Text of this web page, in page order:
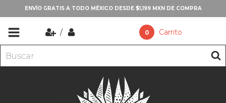
ENVÍO GRATIS A TODO MÉXICO DESDE $1,199 MXN DE COMPRA
/ 0 Carrito